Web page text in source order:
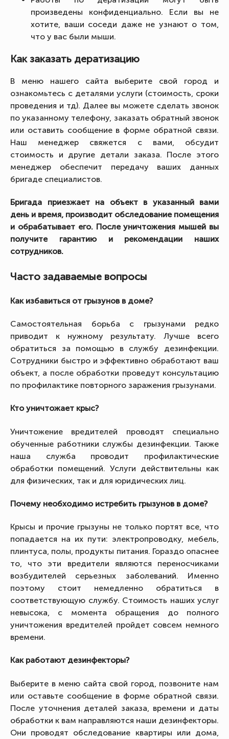
произведены конфиденциально. Если вы не
хотите, ваши соседи даже не узнают о том,
что у вас были мыши.
Как заказать дератизацию
В меню нашего сайта выберите свой город и
ознакомьтесь с деталями услуги (стоимость, сроки
проведения и тд). Далее вы можете сделать звонок
по указанному телефону, заказать обратный звонок
или оставить сообщение в форме обратной связи.
Наш менеджер свяжется с вами, обсудит
стоимость и другие детали заказа. После этого
менеджер обеспечит передачу ваших данных
бригаде специалистов.
Бригада приезжает на объект в указанный вами
день и время, производит обследование помещения
и обрабатывает его. После уничтожения мышей вы
получите гарантию и рекомендации наших
сотрудников.
Часто задаваемые вопросы
Как избавиться от грызунов в доме?
Самостоятельная борьба с грызунами редко
приводит к нужному результату. Лучше всего
обратиться за помощью в службу дезинфекции.
Сотрудники быстро и эффективно обработают ваш
объект, а после обработки проведут консультацию
по профилактике повторного заражения грызунами.
Кто уничтожает крыс?
Уничтожение вредителей проводят специально
обученные работники службы дезинфекции. Также
наша служба проводит профилактические
обработки помещений. Услуги действительны как
для физических, так и для юридических лиц.
Почему необходимо истребить грызунов в доме?
Крысы и прочие грызуны не только портят все, что
попадается на их пути: электропроводку, мебель,
плинтуса, полы, продукты питания. Гораздо опаснее
то, что эти вредители являются переносчиками
возбудителей серьезных заболеваний. Именно
поэтому стоит немедленно обратиться в
соответствующую службу. Стоимость наших услуг
невысока, с момента обращения до полного
уничтожения вредителей пройдет совсем немного
времени.
Как работают дезинфекторы?
Выберите в меню сайта свой город, позвоните нам
или оставьте сообщение в форме обратной связи.
После уточнения деталей заказа, времени и даты
обработки к вам направляются наши дезинфекторы.
Они проводят обследование квартиры или дома,